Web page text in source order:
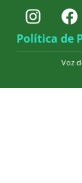
Política de
Voz